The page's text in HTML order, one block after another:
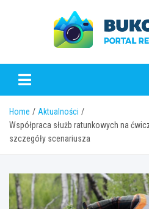
Home
Aktualności
Współpraca służb ratunkowych na
szczegóły scenariusza